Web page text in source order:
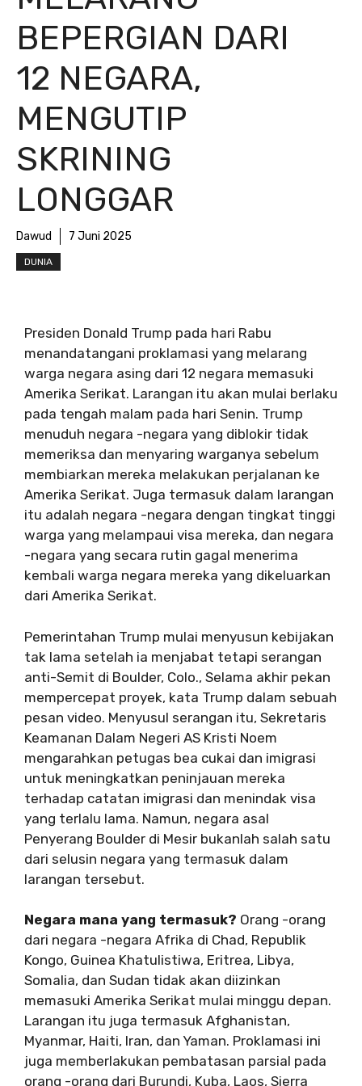
BEPERGIAN DARI
12 NEGARA,
MENGUTIP
SKRINING
LONGGAR
Dawud 7 Juni 2025
DUNIA
Presiden Donald Trump pada hari Rabu
menandatangani proklamasi yang melarang
warga negara asing dari 12 negara memasuki
Amerika Serikat. Larangan itu akan mulai berlaku
pada tengah malam pada hari Senin. Trump
menuduh negara -negara yang diblokir tidak
memeriksa dan menyaring warganya sebelum
membiarkan mereka melakukan perjalanan ke
Amerika Serikat. Juga termasuk dalam larangan
itu adalah negara -negara dengan tingkat tinggi
warga yang melampaui visa mereka, dan negara
-negara yang secara rutin gagal menerima
kembali warga negara mereka yang dikeluarkan
dari Amerika Serikat.
Pemerintahan Trump mulai menyusun kebijakan
tak lama setelah ia menjabat tetapi serangan
anti-Semit di Boulder, Colo., Selama akhir pekan
mempercepat proyek, kata Trump dalam sebuah
pesan video. Menyusul serangan itu, Sekretaris
Keamanan Dalam Negeri AS Kristi Noem
mengarahkan petugas bea cukai dan imigrasi
untuk meningkatkan peninjauan mereka
terhadap catatan imigrasi dan menindak visa
yang terlalu lama. Namun, negara asal
Penyerang Boulder di Mesir bukanlah salah satu
dari selusin negara yang termasuk dalam
larangan tersebut.
Negara mana yang termasuk? Orang -orang
dari negara -negara Afrika di Chad, Republik
Kongo, Guinea Khatulistiwa, Eritrea, Libya,
Somalia, dan Sudan tidak akan diizinkan
memasuki Amerika Serikat mulai minggu depan.
Larangan itu juga termasuk Afghanistan,
Myanmar, Haiti, Iran, dan Yaman. Proklamasi ini
juga memberlakukan pembatasan parsial pada
orang -orang dari Burundi, Kuba, Laos, Sierra